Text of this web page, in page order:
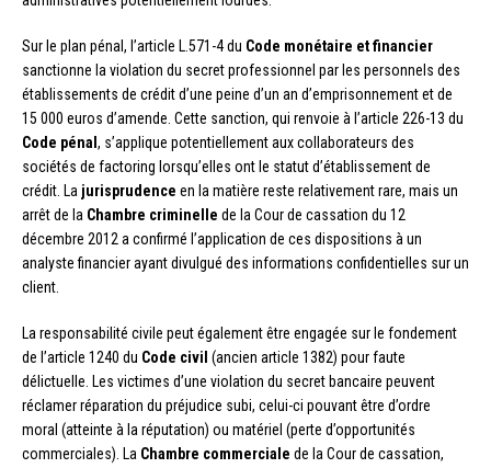
Sur le plan pénal, l’article L.571-4 du Code monétaire et financier
sanctionne la violation du secret professionnel par les personnels des
établissements de crédit d’une peine d’un an d’emprisonnement et de
15 000 euros d’amende. Cette sanction, qui renvoie à l’article 226-13 du
Code pénal , s’applique potentiellement aux collaborateurs des
sociétés de factoring lorsqu’elles ont le statut d’établissement de
crédit. La jurisprudence en la matière reste relativement rare, mais un
arrêt de la Chambre criminelle de la Cour de cassation du 12
décembre 2012 a confirmé l’application de ces dispositions à un
analyste financier ayant divulgué des informations confidentielles sur un
client.
La responsabilité civile peut également être engagée sur le fondement
de l’article 1240 du Code civil (ancien article 1382) pour faute
délictuelle. Les victimes d’une violation du secret bancaire peuvent
réclamer réparation du préjudice subi, celui-ci pouvant être d’ordre
moral (atteinte à la réputation) ou matériel (perte d’opportunités
commerciales). La Chambre commerciale de la Cour de cassation,